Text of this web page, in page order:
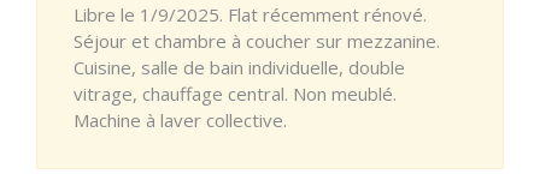
Libre le 1/9/2025. Flat récemment rénové.
Séjour et chambre à coucher sur mezzanine.
Cuisine, salle de bain individuelle, double
vitrage, chauffage central. Non meublé.
Machine à laver collective.